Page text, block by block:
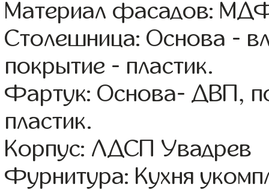
Материал фасадов:
Столешница: Основа -
покрытие - пластик.
Фартук: Основа- ДВП,
пластик.
Корпус: ЛДСП Увадрев
Фурнитура: Кухня